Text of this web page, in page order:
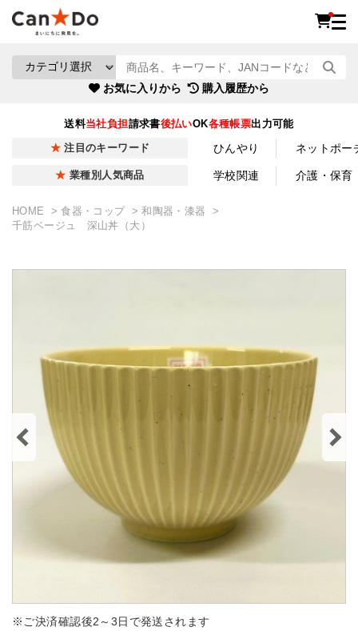
お気に入りから 購入履歴から
送料当社負担請求書後払いOK各種帳票出力可能
注目のキーワード ひんやり ネットポー
業種別人気商品 学校関連 介護・保育
HOME 食器・コップ
和陶器・漆器
千筋ベージュ 深山丼（大）
※ご決済確認後2～3日で発送されます